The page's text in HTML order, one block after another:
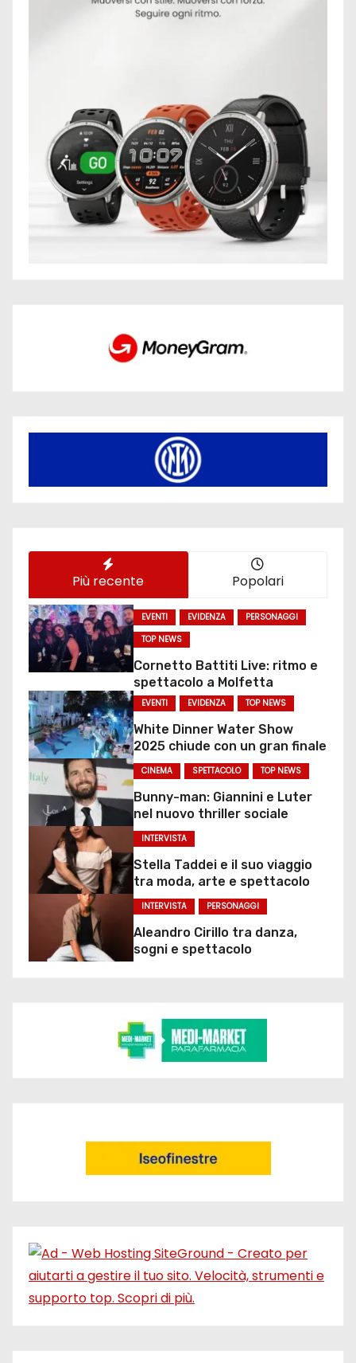
Più recente Popolari
EVENTI EVIDENZA
PERSONAGGI
TOP NEWS
Cornetto Battiti Live: ritmo e
spettacolo a Molfetta
EVENTI EVIDENZA TOP NEWS
White Dinner Water Show
2025 chiude con un gran finale
CINEMA SPETTACOLO TOP NEWS
Bunny-man: Giannini e Luter
nel nuovo thriller sociale
INTERVISTA
Stella Taddei e il suo viaggio
tra moda, arte e spettacolo
INTERVISTA PERSONAGGI
Aleandro Cirillo tra danza,
sogni e spettacolo